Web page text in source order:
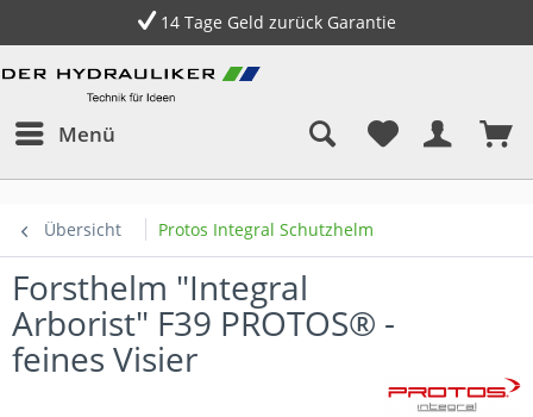
14 Tage Geld zurück Garantie
Menü
Übersicht Protos Integral Schutzhelm
Forsthelm "Integral
Arborist" F39 PROTOS® -
feines Visier